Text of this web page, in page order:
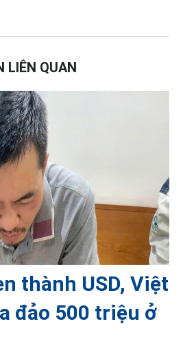
LIÊN QUAN
thành USD, Việt
đảo 500 triệu ở